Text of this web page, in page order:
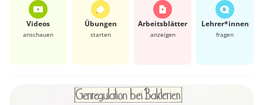
Videos
anschauen
Übungen
starten
Arbeits­blätter
anzeigen
Lehrer*​innen
fragen